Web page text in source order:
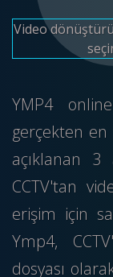
Video
YMP4
gerçekten en
açıklanan 3
CCTV'tan
erişim için
Ymp4,
dosyası